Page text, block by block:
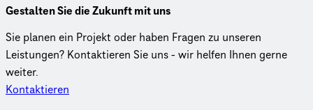
Gestalten Sie die Zukunft mit uns
Sie planen ein Projekt oder haben Fragen zu unseren
Leistungen? Kontaktieren Sie uns - wir helfen Ihnen gerne
weiter.
Kontaktieren